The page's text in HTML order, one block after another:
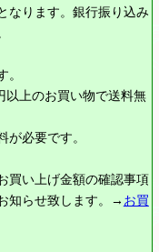
なります。銀行振り込み
以上のお買い物で送料無
必要です。
買い上げ金額の確認事項
知らせ致します。→ お買